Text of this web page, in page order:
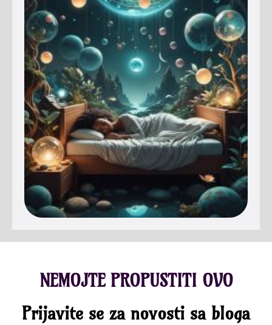
NEMOJTE PROPUSTITI OVO
Prijavite se za novosti sa bloga